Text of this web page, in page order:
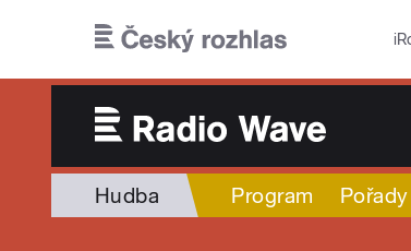
Hudba Program Pořady